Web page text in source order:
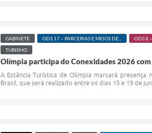
GABINETE ODS 17 – PARCERIAS E MEIOS DE... ODS 8
TURISMO
Olímpia participa do Conexidades 2026
A Estância Turística de Olímpia marcará
Brasil, que será realizado entre os dias 15 e 19 de